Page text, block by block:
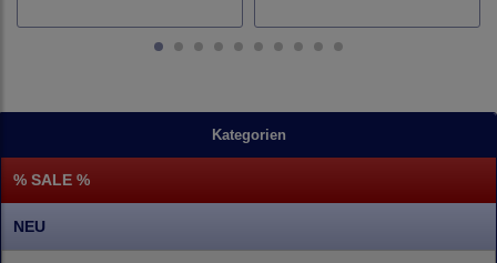
Kategorien
% SALE %
NEU